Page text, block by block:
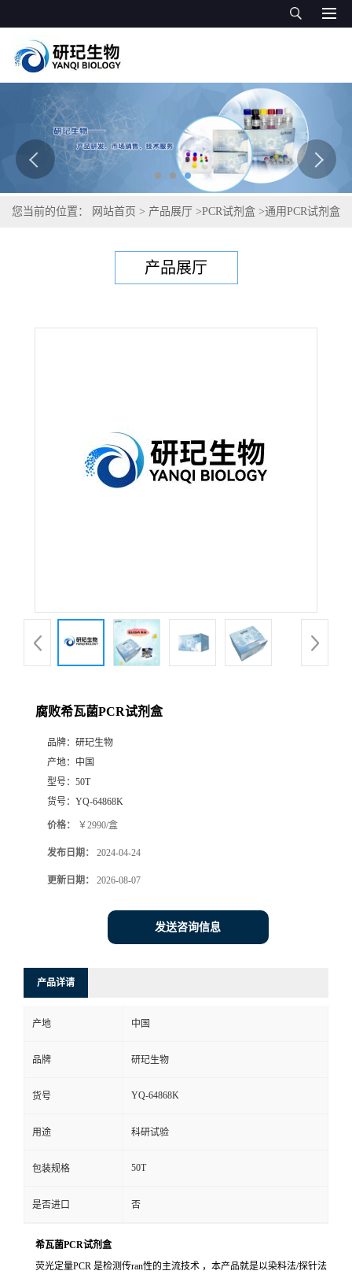
您当前的位置： 网站首页 > 产品展厅 >PCR试剂盒 >通用PCR试剂盒
产品展厅
腐败希瓦菌PCR试剂盒
品牌： 研玘生物
产地： 中国
型号： 50T
货号： YQ-64868K
价格： ￥2990/盒
发布日期： 2024-04-24
更新日期： 2026-08-07
发送咨询信息
产品详请
产地 中国
品牌 研玘生物
货号 YQ-64868K
用途 科研试验
包装规格 50T
是否进口 否
希瓦菌PCR试剂盒
荧光定量PCR 是检测传ran性的主流技术 ，本产品就是以染料法/探针法